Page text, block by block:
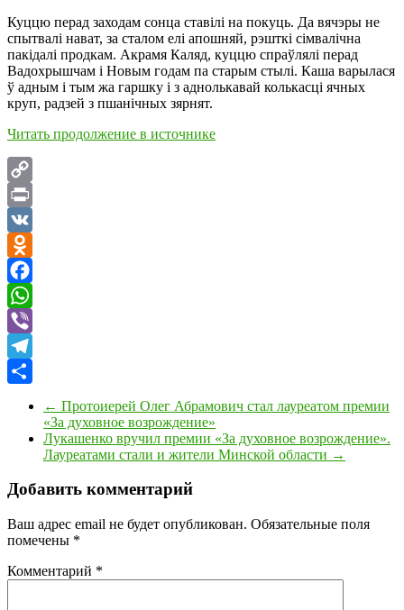
Куццю перад заходам сонца ставiлi на покуць. Да вячэры не
спытвалi нават, за сталом елi апошняй, рэшткi сiмвалiчна
пакiдалi продкам. Акрамя Каляд, куццю спраўлялi перад
Вадохрышчам i Новым годам па старым стылi. Каша варылася
ў адным i тым жа гаршку i з аднолькавай колькасцi ячных
круп, радзей з пшанiчных зярнят.
Читать продолжение в источнике
Copy
Link
Print
VK
Odnoklassniki
Facebook
WhatsApp
Viber
Telegram
← Протоиерей Олег Абрамович стал лауреатом премии
«За духовное возрождение»
Лукашенко вручил премии «За духовное возрождение».
Лауреатами стали и жители Минской области →
Добавить комментарий
Ваш адрес email не будет опубликован. Обязательные поля
помечены *
Комментарий *